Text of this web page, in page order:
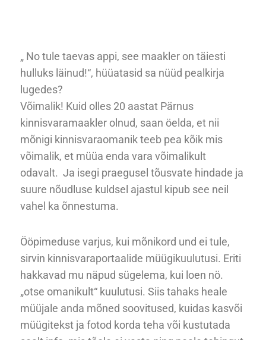
„ No tule taevas appi, see maakler on täiesti
hulluks läinud!“, hüüatasid sa nüüd pealkirja
lugedes?
Võimalik! Kuid olles 20 aastat Pärnus
kinnisvaramaakler olnud, saan öelda, et nii
mõnigi kinnisvaraomanik teeb pea kõik mis
võimalik, et müüa enda vara võimalikult
odavalt. Ja isegi praegusel tõusvate hindade ja
suure nõudluse kuldsel ajastul kipub see neil
vahel ka õnnestuma.
Ööpimeduse varjus, kui mõnikord und ei tule,
sirvin kinnisvaraportaalide müügikuulutusi. Eriti
hakkavad mu näpud sügelema, kui loen nö.
„otse omanikult“ kuulutusi. Siis tahaks heale
müüjale anda mõned soovitused, kuidas kasvõi
müügitekst ja fotod korda teha või kustutada